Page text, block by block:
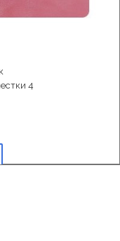
4